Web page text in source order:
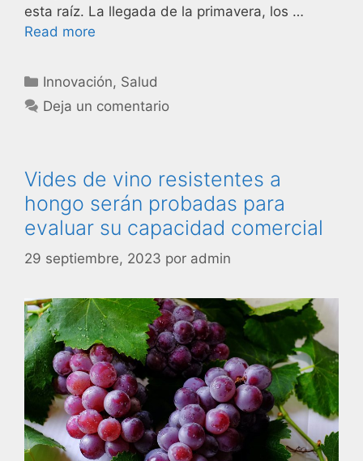
esta raíz. La llegada de la primavera, los …
Read more
Innovación, Salud
Deja un comentario
Vides de vino resistentes a
hongo serán probadas para
evaluar su capacidad comercial
29 septiembre, 2023 por admin